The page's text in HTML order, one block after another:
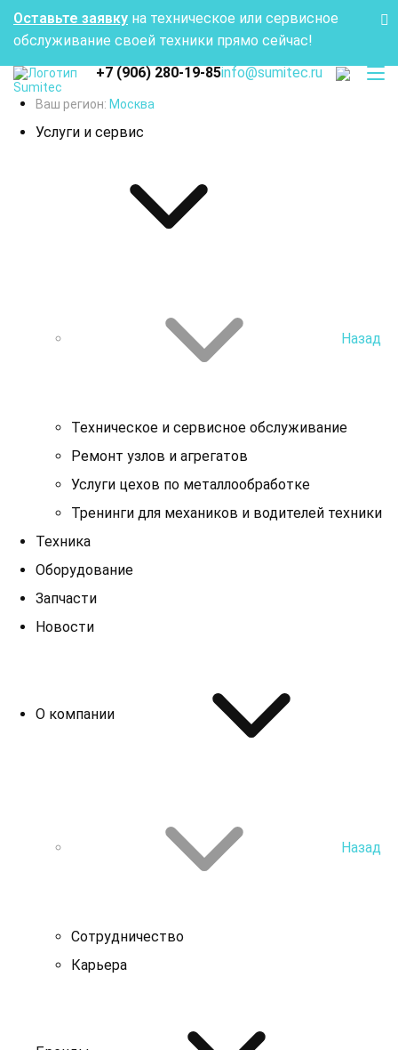
Оставьте заявку на техническое или сервисное
обслуживание своей техники прямо сейчас!
+7 (906) 280-19-85info@sumitec.ru
Ваш регион: Москва
Услуги и сервис
Назад
Техническое и сервисное обслуживание
Ремонт узлов и агрегатов
Услуги цехов по металлообработке
Тренинги для механиков и водителей техники
Техника
Оборудование
Запчасти
Новости
О компании
Назад
Сотрудничество
Карьера